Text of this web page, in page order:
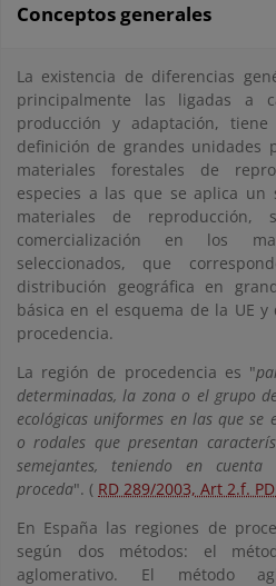
Conceptos generales
La existencia de diferencias
principalmente las ligadas a
producción y adaptación,
definición de grandes unidades
materiales forestales de
especies a las que se aplica un
materiales de reproducción,
comercialización en los
seleccionados, que
distribución geográfica en
básica en el esquema de la UE
procedencia.
La región de procedencia es "
determinadas, la zona o el grupo
ecológicas uniformes en las que se
o rodales que presentan
semejantes, teniendo en
proceda". ( RD 289/2003, Art 2.f.
En España las regiones de
según dos métodos: el
aglomerativo. El método